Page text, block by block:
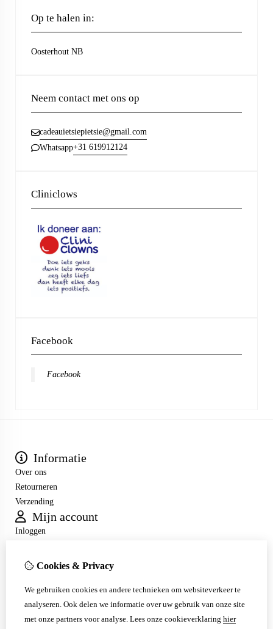
Op te halen in:
Oosterhout NB
Neem contact met ons op
cadeauietsiepietsie@gmail.com
Whatsapp+31 619912124
Cliniclows
Facebook
Facebook
Informatie
Over ons
Retourneren
Verzending
Mijn account
Inloggen
Verlanglijst
Klantenservice
Contact
Sitemap
Cookies & Privacy
We gebruiken cookies en andere technieken om websiteverkeer te
analyseren. Ook delen we informatie over uw gebruik van onze site
met onze partners voor analyse. Lees onze cookieverklaring hier